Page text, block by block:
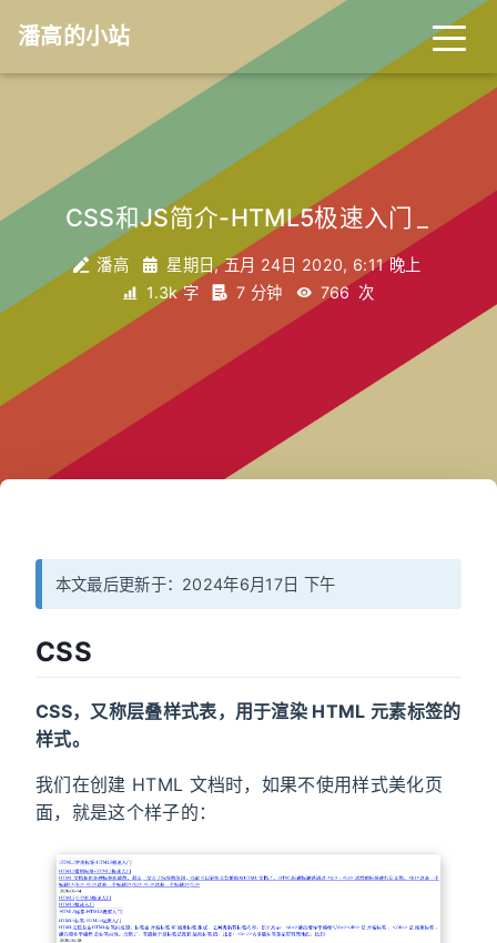
潘高的小站
CSS和JS简介-HTML5极速入门
潘高
星期日, 五月 24日 2020, 6:11 晚上
1.3k 字
7 分钟 766 次
本文最后更新于：2024年6月17日 下午
CSS
CSS，又称层叠样式表，用于渲染 HTML 元素标签的
样式。
我们在创建 HTML 文档时，如果不使用样式美化页
面，就是这个样子的：